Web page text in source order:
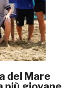
del Mare